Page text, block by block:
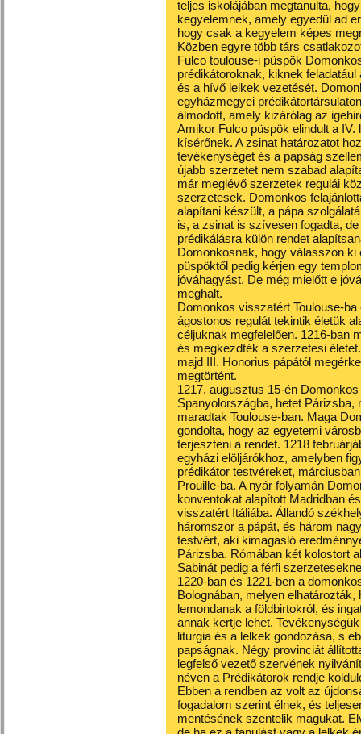
teljes iskolájában megtanulta,
kegyelemnek, amely egyedül ad
hogy csak a kegyelem képes
Közben egyre több társ
Fulco toulouse-i püspök
prédikátoroknak, kiknek
és a hívő lelkek vezetését.
egyházmegyei
álmodott, amely kizárólag az
Amikor Fulco püspök elindult a
kísérőnek. A zsinat határozatot
tevékenységet és a papság
újabb szerzetet nem szabad
már meglévő szerzetek regulái
szerzetesek. Domonkos
alapítani készült, a pápa
is, a zsinat is szívesen fogadta,
prédikálásra külön rendet
Domonkosnak, hogy válasszon
püspöktől pedig kérjen egy
jóváhagyást. De még mielőtt e
meghalt.
Domonkos visszatért Toulouse-
ágostonos regulát tekintik életük
céljuknak megfelelően. 1216-ban
és megkezdték a szerzetesi
majd III. Honorius pápától
megtörtént.
1217. augusztus 15-én
Spanyolországba, hetet Párizsba,
maradtak Toulouse-ban. Maga
gondolta, hogy az egyetemi
terjeszteni a rendet. 1218
egyházi elöljárókhoz, amelyben
prédikátor testvéreket,
Prouille-ba. A nyár folyamán
konventokat alapított Madridban
visszatért Itáliába. Állandó
háromszor a pápát, és három
testvért, aki kimagasló
Párizsba. Rómában két kolostort
Sabinát pedig a férfi
1220-ban és 1221-ben a
Bolognában, melyen
lemondanak a földbirtokról, és
annak kertje lehet.
liturgia és a lelkek gondozása, s
papságnak. Négy provinciát
legfelső vezető szervének
néven a Prédikátorok rendje
Ebben a rendben az volt az
fogadalom szerint élnek, és
mentésének szentelik magukat.